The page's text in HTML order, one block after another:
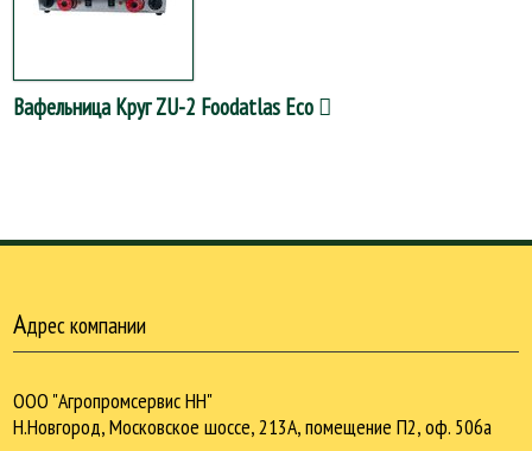
Вафельница Круг ZU-2 Foodatlas Eco
Адрес компании
ООО "Агропромсервис НН"
Н.Новгород, Московское шоссе, 213А, помещение П2, оф. 506а